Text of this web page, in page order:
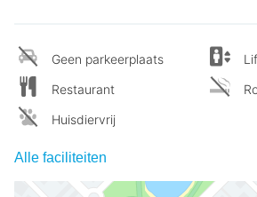
Geen parkeerplaats
Restaurant
Huisdiervrij
Alle faciliteiten